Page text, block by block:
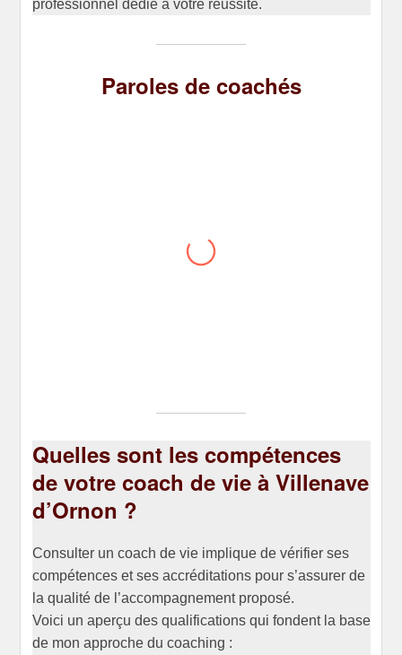
professionnel dédié à votre réussite.
Paroles de coachés
une direction et mes priorités dans mon
orientation professionnelle, il a été d’une
Quelles sont les compétences
de votre coach de vie à Villenave
d’Ornon ?
Consulter un coach de vie implique de vérifier ses
compétences et ses accréditations pour s’assurer de
la qualité de l’accompagnement proposé.
Voici un aperçu des qualifications qui fondent la base
de mon approche du coaching :